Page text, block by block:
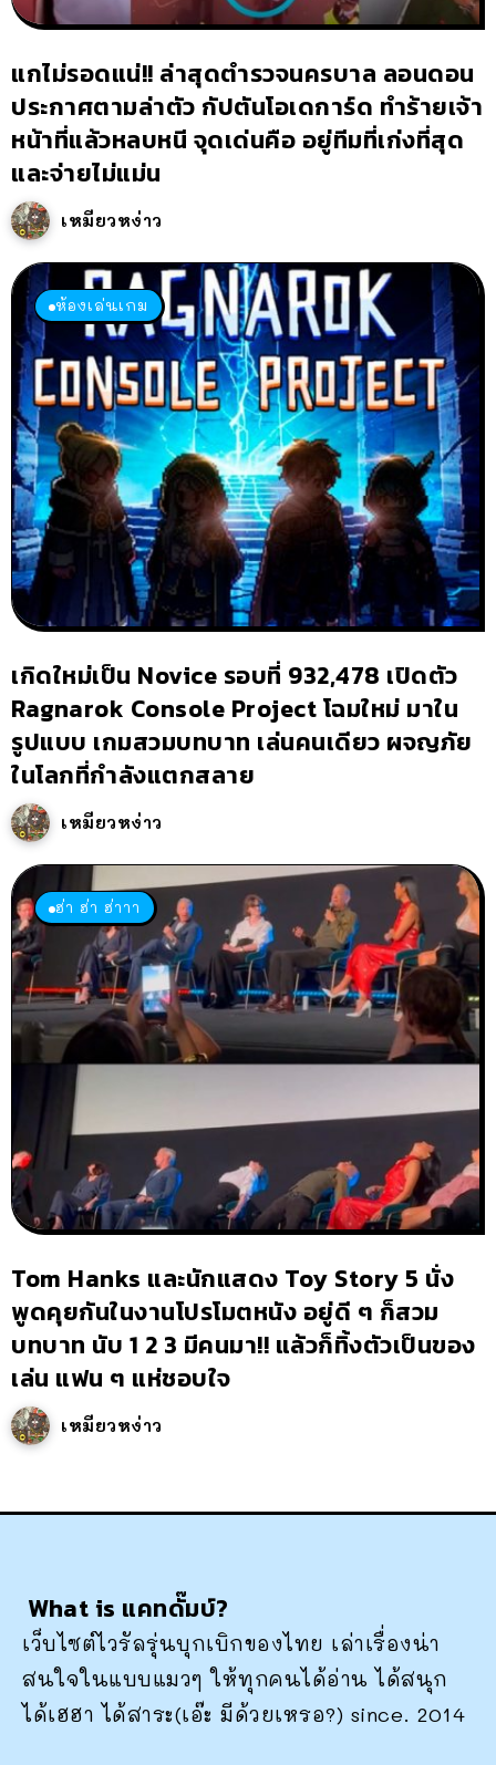
แกไม่รอดแน่!! ล่าสุดตำรวจนครบาล ลอนดอน
ประกาศตามล่าตัว กัปตันโอเดการ์ด ทำร้ายเจ้า
หน้าที่แล้วหลบหนี จุดเด่นคือ อยู่ทีมที่เก่งที่สุด
และจ่ายไม่แม่น
เหมียวหง่าว
ห้องเล่นเกม
เกิดใหม่เป็น Novice รอบที่ 932,478 เปิดตัว
Ragnarok Console Project โฉมใหม่ มาใน
รูปแบบ เกมสวมบทบาท เล่นคนเดียว ผจญภัย
ในโลกที่กำลังแตกสลาย
เหมียวหง่าว
ฮ่า ฮ่า ฮ่าาา
Tom Hanks และนักแสดง Toy Story 5 นั่ง
พูดคุยกันในงานโปรโมตหนัง อยู่ดี ๆ ก็สวม
บทบาท นับ 1 2 3 มีคนมา!! แล้วก็ทิ้งตัวเป็นของ
เล่น แฟน ๆ แห่ชอบใจ
เหมียวหง่าว
What is แคทดั๊มบ์?
เว็บไซต์ไวรัลรุ่นบุกเบิกของไทย เล่าเรื่องน่า
สนใจในแบบแมวๆ ให้ทุกคนได้อ่าน ได้สนุก
ได้เฮฮา ได้สาระ(เอ๊ะ มีด้วยเหรอ?) since. 2014